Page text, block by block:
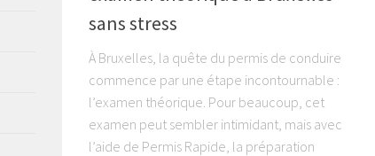
sans stress
À Bruxelles, la quête du permis de conduire
commence par une étape incontournable :
l’examen théorique. Pour beaucoup, cet
examen peut sembler intimidant, mais avec
l’aide de Permis Rapide, la préparation